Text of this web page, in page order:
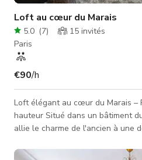
Loft au cœur du Marais
5.0 (7) 15 invités
Paris
€90/h
Loft élégant au cœur du Marais –
hauteur Situé dans un bâtiment
allie le charme de l'ancien à une
touche de boudoir. Avec ses